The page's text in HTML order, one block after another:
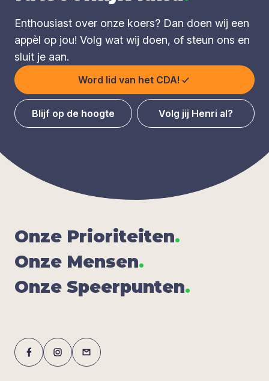
Enthousiast over onze koers? Dan doen wij een
appèl op jou! Volg wat wij doen, of steun ons en
sluit je aan.
Word lid van het CDA!
Blijf op de hoogte Volg jij Henri al?
Onze Pri­o­ri­tei­ten.
Onze Men­sen.
Onze Speer­pun­ten.